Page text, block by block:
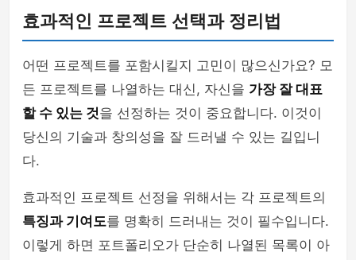
효과적인 프로젝트 선택과 정리법
어떤 프로젝트를 포함시킬지 고민이 많으신가요? 모
든 프로젝트를 나열하는 대신, 자신을 가장 잘 대표
할 수 있는 것을 선정하는 것이 중요합니다. 이것이
당신의 기술과 창의성을 잘 드러낼 수 있는 길입니
다.
효과적인 프로젝트 선정을 위해서는 각 프로젝트의
특징과 기여도를 명확히 드러내는 것이 필수입니다.
이렇게 하면 포트폴리오가 단순히 나열된 목록이 아